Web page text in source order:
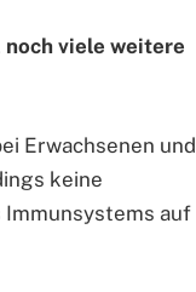
noch viele weitere
Erwachsenen und
keine
auf